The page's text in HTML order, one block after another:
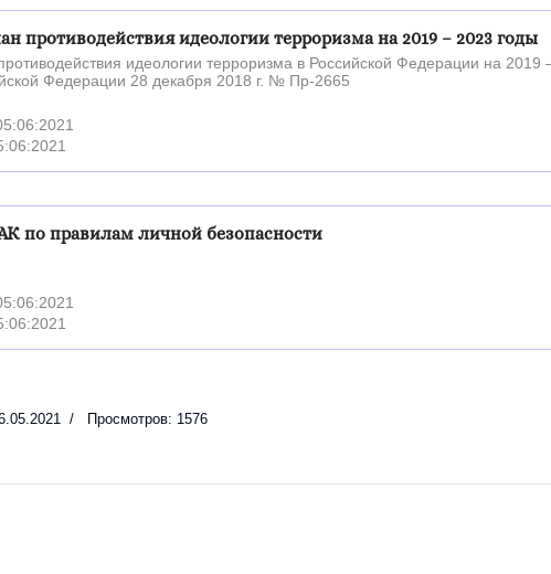
противодействия идеологии терроризма на 2019 – 2023 годы
идеологии терроризма в Российской Федерации на 2019
Федерации 28 декабря 2018 г. № Пр-2665
по правилам личной безопасности
Просмотров: 1576